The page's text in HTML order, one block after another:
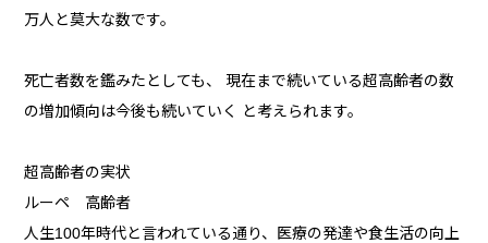
万人と莫大な数です。
死亡者数を鑑みたとしても、 現在まで続いている超高齢者の数
の増加傾向は今後も続いていく と考えられます。
超高齢者の実状
ルーペ 高齢者
人生100年時代と言われている通り、医療の発達や食生活の向上